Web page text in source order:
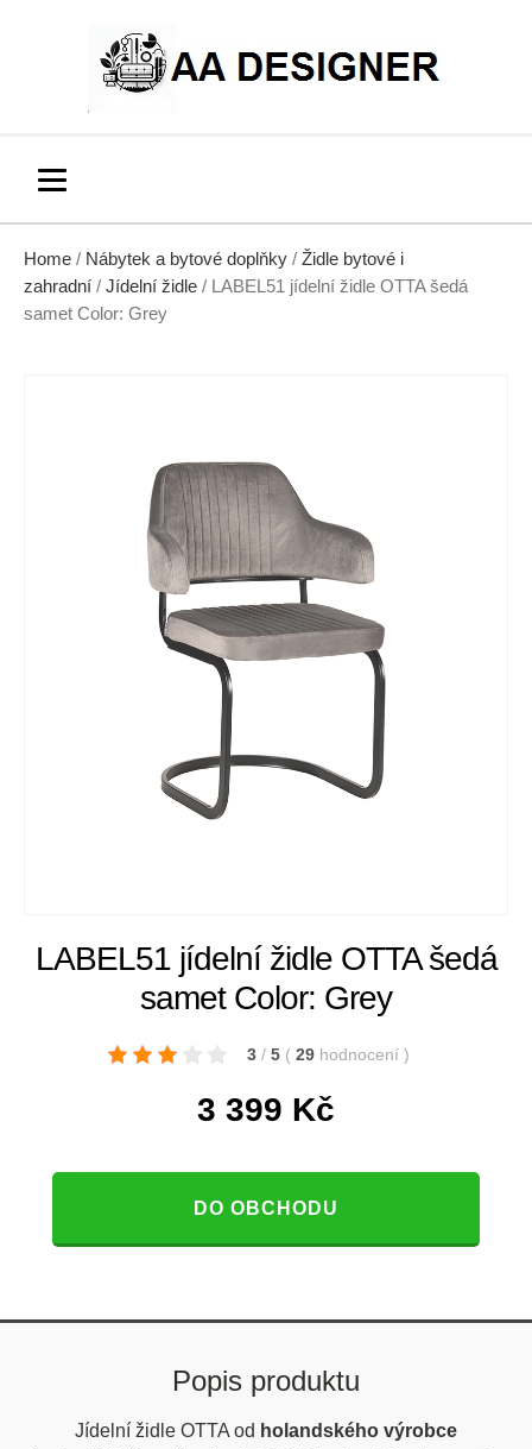
Home / Nábytek a bytové doplňky / Židle bytové i
zahradní / Jídelní židle / LABEL51 jídelní židle OTTA šedá
samet Color: Grey
LABEL51 jídelní židle OTTA šedá
samet Color: Grey
3 / 5 ( 29 hodnocení )
3 399 Kč
DO OBCHODU
Popis produktu
Jídelní židle OTTA od holandského výrobce